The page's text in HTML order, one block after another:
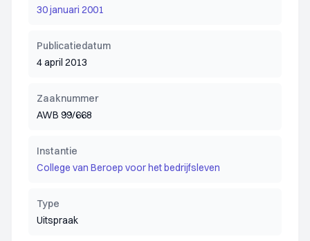
30 januari 2001
Publicatiedatum
4 april 2013
Zaaknummer
AWB 99/668
Instantie
College van Beroep voor het bedrijfsleven
Type
Uitspraak